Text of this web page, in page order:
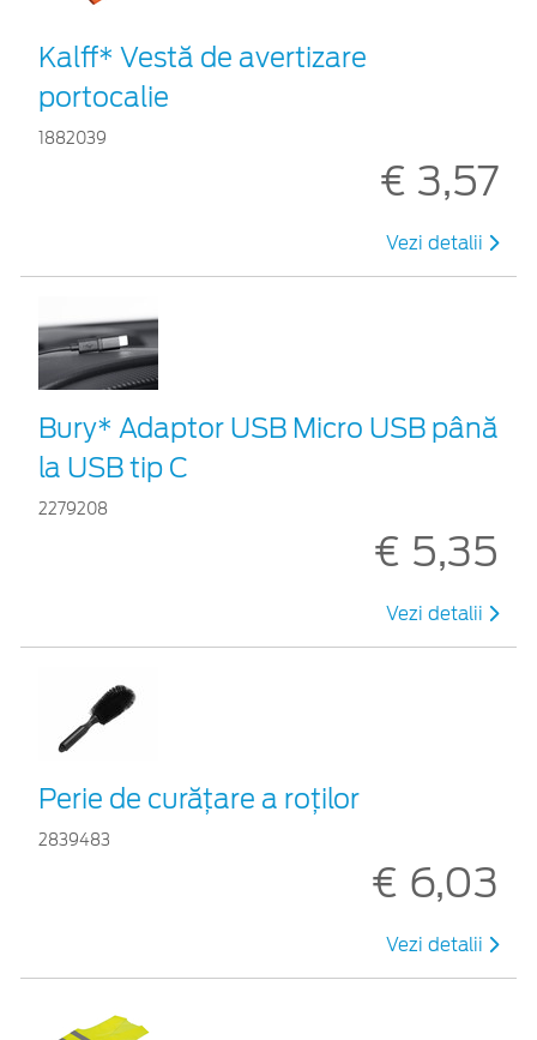
Kalff* Vestă de avertizare
portocalie
1882039
€ 3,57
Vezi detalii
Bury* Adaptor USB Micro USB până
la USB tip C
2279208
€ 5,35
Vezi detalii
Perie de curățare a roților
2839483
€ 6,03
Vezi detalii